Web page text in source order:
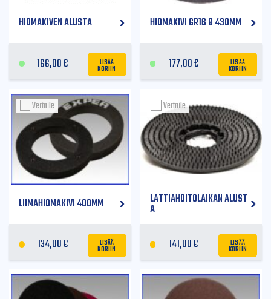
HIOMAKIVEN ALUSTA
166,00€ LISÄÄ
KORIIN
HIOMAKIVI GR16 Ø 430MM
177,00€ LISÄÄ
KORIIN
LIIMAHIOMAKIVI 400MM
134,00€ LISÄÄ
KORIIN
Vertaile
LATTIAHOITOLAIKAN ALUST
A
141,00€ LISÄÄ
KORIIN
Vertaile